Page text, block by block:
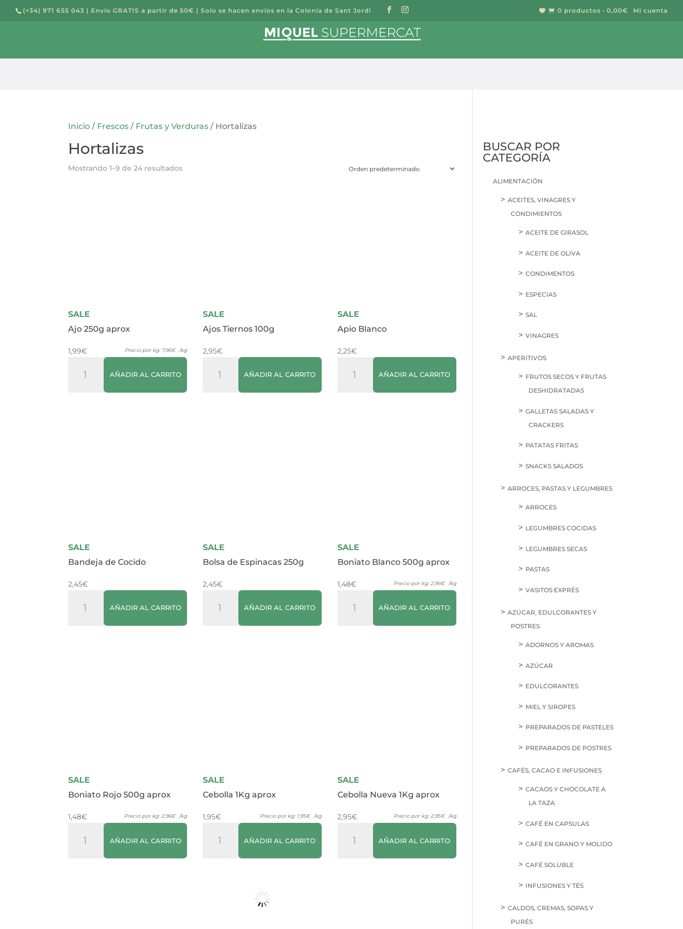
(+34) 971 655 043 | Envío GRATIS a partir de 50€ | Solo se hacen envíos en la Colonia de Sant Jordi Mi cuenta
  0 productos 0,00€
Inicio / Frescos / Frutas y Verduras / Hortalizas
Hortalizas
Mostrando 1–9 de 24 resultados
SALE
Ajo 250g aprox
1,99€ Precio por kg: 7,96€ /kg
250g
AÑADIR AL CARRITO
SALE
Ajos Tiernos 100g
2,95€
Tiernos
AÑADIR AL CARRITO
SALE
Apio Blanco
2,25€
Blanco
cantidad
AÑADIR AL CARRITO
SALE
Bandeja de Cocido
2,45€
AÑADIR AL CARRITO
SALE
Bolsa de Espinacas 250g
2,45€
Espinacas
AÑADIR AL CARRITO
SALE
Boniato Blanco 500g aprox
1,48€ Precio por kg: 2,96€ /kg
Blanco
AÑADIR AL CARRITO
SALE
Boniato Rojo 500g aprox
1,48€ Precio por kg: 2,96€ /kg
Rojo
AÑADIR AL CARRITO
SALE
Cebolla 1Kg aprox
1,95€ Precio por kg: 1,95€ /kg
AÑADIR AL CARRITO
SALE
Cebolla Nueva 1Kg aprox
2,95€ Precio por kg: 2,95€ /kg
Nueva
AÑADIR AL CARRITO
BUSCAR POR
CATEGORÍA
ALIMENTACIÓN
ACEITES, VINAGRES Y
CONDIMIENTOS
ACEITE DE GIRASOL
ACEITE DE OLIVA
CONDIMENTOS
ESPECIAS
SAL
VINAGRES
APERITIVOS
FRUTOS SECOS Y FRUTAS
DESHIDRATADAS
GALLETAS SALADAS Y
CRACKERS
PATATAS FRITAS
SNACKS SALADOS
ARROCES, PASTAS Y LEGUMBRES
ARROCES
LEGUMBRES COCIDAS
LEGUMBRES SECAS
PASTAS
VASITOS EXPRÉS
AZÚCAR, EDULCORANTES Y
POSTRES
ADORNOS Y AROMAS
AZÚCAR
EDULCORANTES
MIEL Y SIROPES
PREPARADOS DE PASTELES
PREPARADOS DE POSTRES
CAFÉS, CACAO E INFUSIONES
CACAOS Y CHOCOLATE A
LA TAZA
CAFÉ EN CAPSULAS
CAFÉ EN GRANO Y MOLIDO
CAFÉ SOLUBLE
INFUSIONES Y TÉS
CALDOS, CREMAS, SOPAS Y
PURÉS